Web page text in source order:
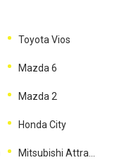
Toyota Vios
Mazda 6
Mazda 2
Honda City